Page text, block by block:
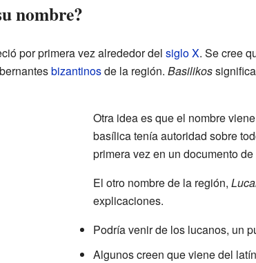
nombre?
por primera vez alrededor del siglo X. Se cree
bizantinosde la región. Basilikos
Otra idea es que el nombre
basílica tenía autoridad sobre
primera vez en un documento de
El otro nombre de la región,
explicaciones.
Podría venir de los lucanos, un
Algunos creen que viene del latín